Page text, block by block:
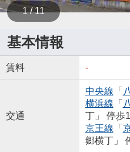
1 / 11
基本情報
賃料 -
交通
中央線 「
横浜線 「
丁」 停歩
京王線 「
郷横丁」